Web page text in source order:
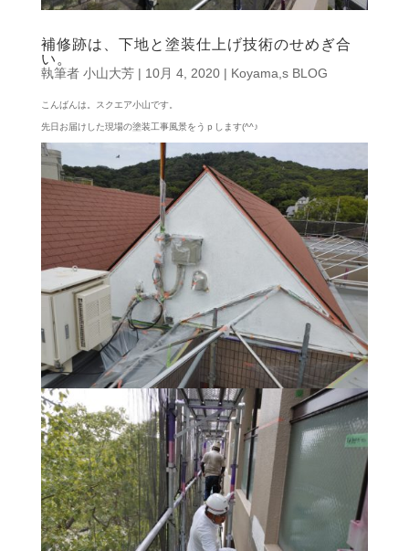
補修跡は、下地と塗装仕上げ技術のせめぎ合
い。
執筆者 小山大芳| 10月 4, 2020| Koyama,s BLOG
こんばんは。スクエア小山です。
先日お届けした現場の塗装工事風景をうｐします(^^♪